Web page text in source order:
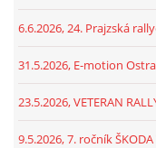
6.6.2026, 24. Prajzská
31.5.2026, E-motion
23.5.2026, VETERAN
9.5.2026, 7. ročník ŠKODA